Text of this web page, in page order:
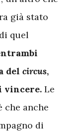
già stato
quel
del circus,
vincere. Le
che anche
di